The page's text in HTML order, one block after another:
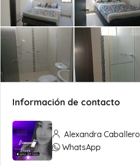
Información de contacto
Alexandra Caballero
WhatsApp